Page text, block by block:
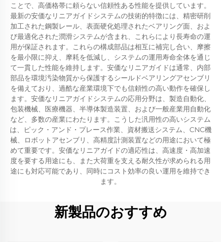
ことで、高価格帯に頼らない信頼性ある性能を提供しています。
最新の安価なリニアガイドシステムの技術的特徴には、精密研削
加工された鋼製レール、表面硬化処理されたベアリング面、およ
び最適化された潤滑システムが含まれ、これらにより長寿命の運
用が保証されます。これらの構成部品は相互に補完し合い、摩擦
を最小限に抑え、摩耗を低減し、システムの運用寿命全体を通じ
て一貫した性能を維持します。安価なリニアガイドは通常、内部
部品を環境汚染物質から保護するシールドベアリングアセンブリ
を備えており、過酷な産業環境下でも信頼性の高い動作を確保し
ます。安価なリニアガイドシステムの応用分野は、製造自動化、
包装機械、医療機器、半導体製造装置、および一般産業用自動化
など、多数の産業にわたります。こうした汎用性の高いシステム
は、ピック・アンド・プレース作業、資材搬送システム、CNC機
械、ロボットアセンブリ、高精度計測装置などの用途において極
めて重要です。安価なリニアガイドの適応性は、高速度・高加速
度を要する用途にも、また大荷重を支える耐久性が求められる用
途にも対応可能であり、同時にコスト効率の良い運用を維持でき
ます。
新製品のおすすめ